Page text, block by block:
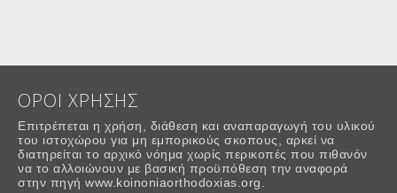
ΟΡΟΙ ΧΡΗΣΗΣ
Επιτρέπεται η χρήση, διάθεση και αναπαραγωγή του υλικού
του ιστοχώρου για μη εμπορικούς σκοπους, αρκεί να
διατηρείται το αρχικό νόημα χωρίς περικοπές που πιθανόν
να το αλλοιώνουν με βασική προϋπόθεση την αναφορά
στην πηγή www.koinoniaorthodoxias.org.